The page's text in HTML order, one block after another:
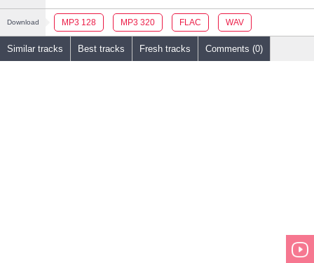
Download MP3 128 MP3 320 FLAC WAV
Similar tracks Best tracks Fresh tracks Comments (0)